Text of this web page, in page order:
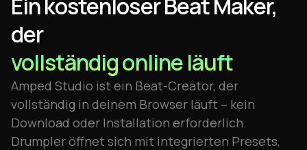
der
vollständig online läuft
Amped Studio ist ein Beat-Creator, der
vollständig in deinem Browser läuft – kein
Download oder Installation erforderlich.
Drumpler öffnet sich mit integrierten Presets,